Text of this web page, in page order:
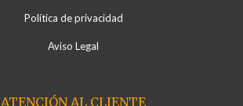
Política de privacidad
Aviso Legal
ATENCIÓN AL CLIENTE